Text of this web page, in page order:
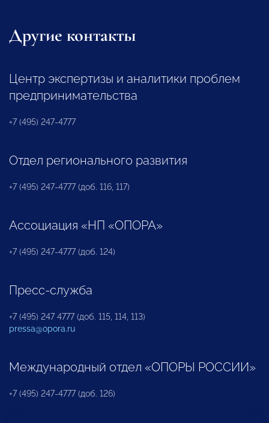
Другие контакты
Центр экспертизы и аналитики проблем
предпринимательства
+7 (495) 247-4777
Отдел регионального развития
+7 (495) 247-4777 (доб. 116, 117)
Ассоциация «НП «ОПОРА»
+7 (495) 247-4777 (доб. 124)
Пресс-служба
+7 (495) 247 4777 (доб. 115, 114, 113)
pressa@opora.ru
Международный отдел «ОПОРЫ РОССИИ»
+7 (495) 247-4777 (доб. 126)